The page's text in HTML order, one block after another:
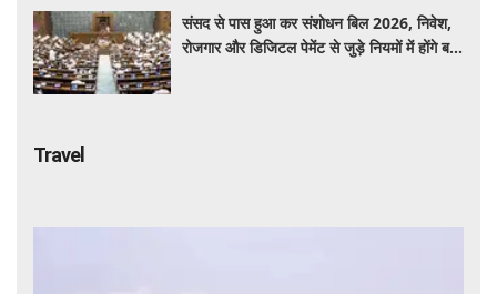
संसद से पास हुआ कर संशोधन बिल 2026, निवेश,
रोजगार और डिजिटल पेमेंट से जुड़े नियमों में होंगे बड़े
Travel